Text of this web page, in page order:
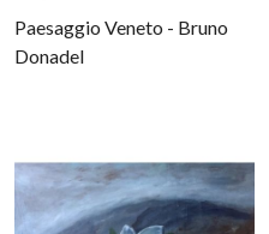
Paesaggio Veneto - Bruno
Donadel